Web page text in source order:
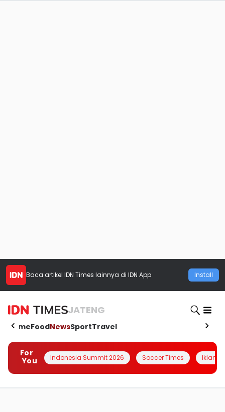
Baca artikel IDN Times lainnya di IDN App Install
JATENG
HomeFoodNewsSportTravel
For
You
Indonesia Summit 2026 Soccer Times Iklanin